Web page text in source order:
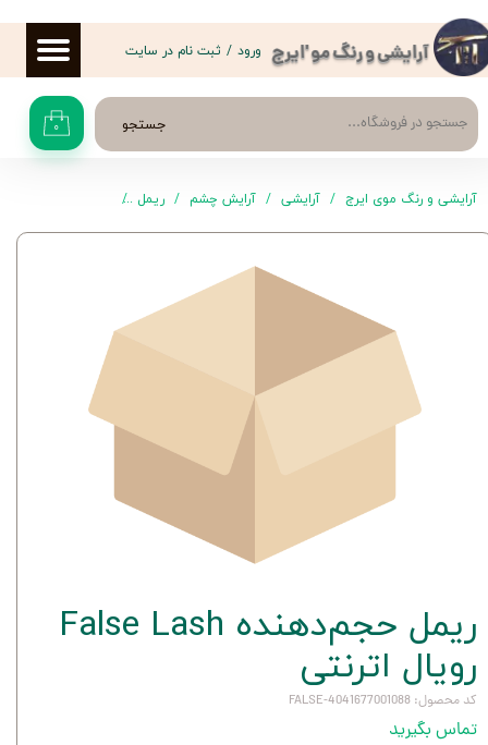
آرایشی و رنگ مو 'ایرج
جستجو ۰
ورود / ثبت نام در سایت
حساب کاربری من
تغییر گذر واژه
سفارشات
خروج از حساب کاربری
آرایشی و رنگ موی ایرج آرایشی آرایش چشم ریمل
ریمل حجم‌دهنده False Lash
رویال اترنتی
کد محصول: 4041677001088-FALSE
تماس بگیرید